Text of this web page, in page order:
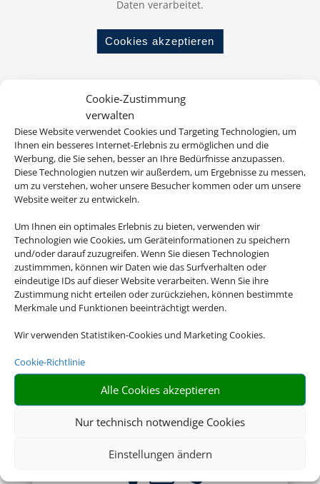
Cookie-Zustimmung
verwalten
Diese Website verwendet Cookies und Targeting Technologien, um
Ihnen ein besseres Internet-Erlebnis zu ermöglichen und die
Werbung, die Sie sehen, besser an Ihre Bedürfnisse anzupassen.
Diese Technologien nutzen wir außerdem, um Ergebnisse zu messen,
um zu verstehen, woher unsere Besucher kommen oder um unsere
Website weiter zu entwickeln.
Um Ihnen ein optimales Erlebnis zu bieten, verwenden wir
Technologien wie Cookies, um Geräteinformationen zu speichern
und/oder darauf zuzugreifen. Wenn Sie diesen Technologien
zustimmmen, können wir Daten wie das Surfverhalten oder
eindeutige IDs auf dieser Website verarbeiten. Wenn Sie ihre
Zustimmung nicht erteilen oder zurückziehen, können bestimmte
Merkmale und Funktionen beeinträchtigt werden.
Wir verwenden Statistiken-Cookies und Marketing Cookies.
Cookie-Richtlinie
Alle Cookies akzeptieren
Nur technisch notwendige Cookies
Einstellungen ändern
Daten verarbeitet.
Cookies akzeptieren
TUI KIDS CLUB Isabel
Teneriffa, Costa Adeje
ab 898 € (p.P.)
Zypern Ost, Larnaca